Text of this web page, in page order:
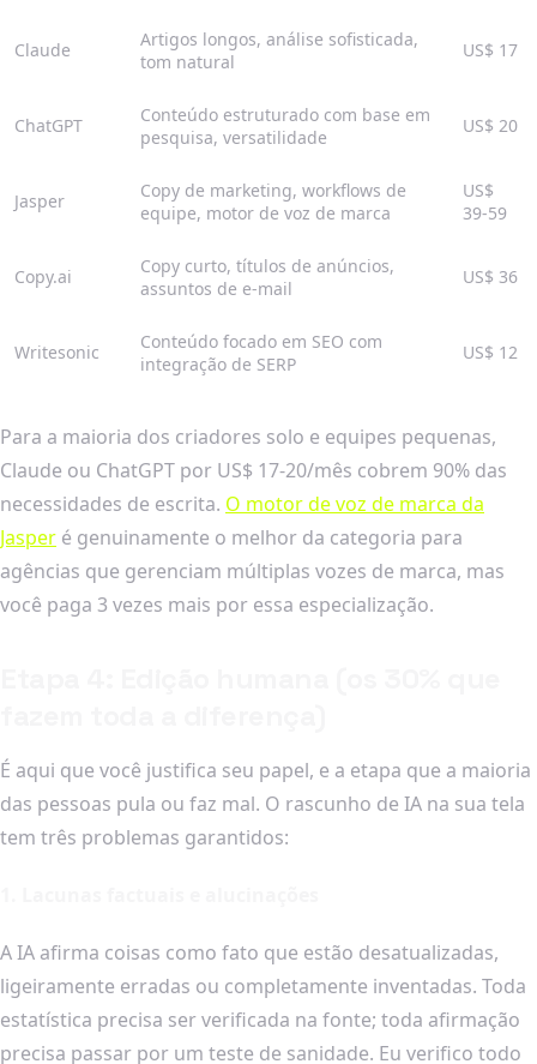
Claude
Artigos longos, análise sofisticada,
tom natural
US$ 17
ChatGPT
Conteúdo estruturado com base em
pesquisa, versatilidade
US$ 20
Jasper
Copy de marketing, workflows de
equipe, motor de voz de marca
US$
39-59
Copy.ai
Copy curto, títulos de anúncios,
assuntos de e-mail
US$ 36
Writesonic
Conteúdo focado em SEO com
integração de SERP
US$ 12
Para a maioria dos criadores solo e equipes pequenas,
Claude ou ChatGPT por US$ 17-20/mês cobrem 90% das
necessidades de escrita. O motor de voz de marca da
Jasper é genuinamente o melhor da categoria para
agências que gerenciam múltiplas vozes de marca, mas
você paga 3 vezes mais por essa especialização.
É aqui que você justifica seu papel, e a etapa que a maioria
das pessoas pula ou faz mal. O rascunho de IA na sua tela
tem três problemas garantidos:
A IA afirma coisas como fato que estão desatualizadas,
ligeiramente erradas ou completamente inventadas. Toda
estatística precisa ser verificada na fonte; toda afirmação
precisa passar por um teste de sanidade. Eu verifico todo